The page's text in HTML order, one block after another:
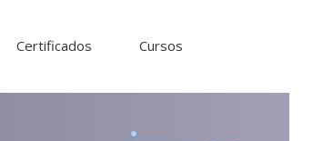
Certificados Cursos